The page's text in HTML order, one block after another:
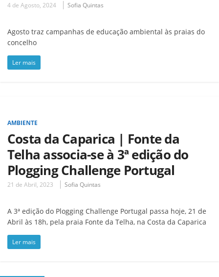
4 de Agosto, 2024 Sofia Quintas
Agosto traz campanhas de educação ambiental às praias do
concelho
Ler mais
AMBIENTE
Costa da Caparica | Fonte da
Telha associa-se à 3ª edição do
Plogging Challenge Portugal
21 de Abril, 2023 Sofia Quintas
A 3ª edição do Plogging Challenge Portugal passa hoje, 21 de
Abril às 18h, pela praia Fonte da Telha, na Costa da Caparica
Ler mais